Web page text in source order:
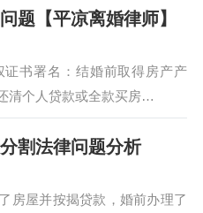
题【平凉离婚律师】
书署名：结婚前取得房产产
清个人贷款或全款买房…
割法律问题分析
房屋并按揭贷款，婚前办理了